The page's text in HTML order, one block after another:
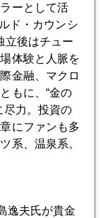
ーとして活
ド・カウンシ
立後はチュー
体験と人脈を
金融、マクロ
もに、“金の
尽力。投資の
にファンも多
系、温泉系。
逸夫氏が貴金